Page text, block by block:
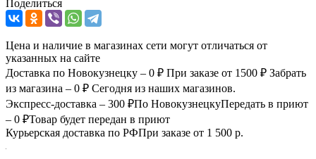
Поделиться
Цена и наличие в магазинах сети могут отличаться от
указанных на сайте
Доставка по Новокузнецку – 0 ₽ При заказе от 1500 ₽ Забрать
из магазина – 0 ₽ Сегодня из наших магазинов.
Экспресс-доставка – 300 ₽По НовокузнецкуПередать в приют
– 0 ₽Товар будет передан в приют
Курьерская доставка по РФПри заказе от 1 500 р.